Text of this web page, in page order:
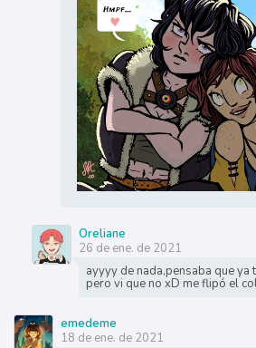
Oreliane
26 de ene. de 2021
ayyyy de nada,pensaba que ya
pero vi que no xD me flipó el
emedeme
18 de ene. de 2021